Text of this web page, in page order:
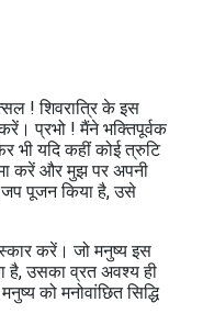
! शिवरात्रि के इस
प्रभो ! मैंने भक्तिपूर्वक
भी यदि कहीं कोई त्रुटि
करें और मुझ पर अपनी
पूजन किया है, उसे
करें। जो मनुष्य इस
है, उसका व्रत अवश्य ही
को मनोवांछित सिद्धि